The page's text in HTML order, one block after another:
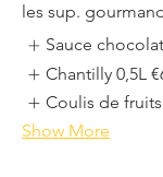
les sup.
Sauce
Chantilly 0,5L
Coulis de
Show More